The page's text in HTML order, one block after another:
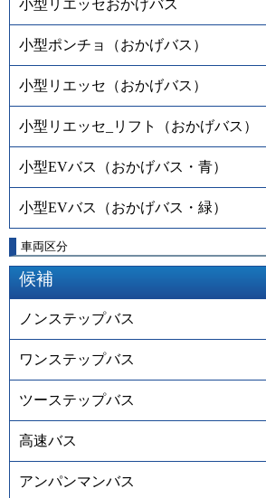
小型リエッセおかげバス
小型ポンチョ（おかげバス）
小型リエッセ（おかげバス）
小型リエッセ_リフト（おかげバス）
小型EVバス（おかげバス・青）
小型EVバス（おかげバス・緑）
車両区分
候補
ノンステップバス
ワンステップバス
ツーステップバス
高速バス
アンパンマンバス